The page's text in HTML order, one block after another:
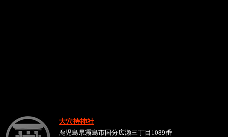
大穴持神社
鹿児島県霧島市国分広瀬三丁目1089番